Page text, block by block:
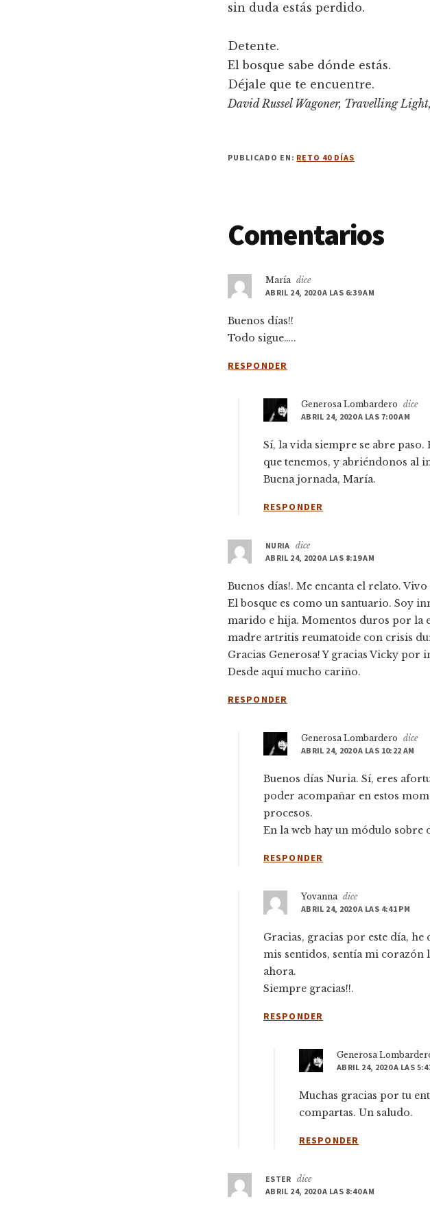
sin duda estás perdido.
Detente.
El bosque sabe dónde estás.
Déjale que te encuentre.
David Russel Wagoner, Travelling
PUBLICADO EN: RETO 40 DÍAS
Interacciones
con
los
lectores
Comentarios
María dice
ABRIL 24, 2020 A LAS 6:39 AM
Buenos días!!
Todo sigue…..
RESPONDER
Generosa Lombardero dice
ABRIL 24, 2020 A LAS 7:00 AM
Sí, la vida siempre se abre
que tenemos, y abriéndonos al
Buena jornada, María.
RESPONDER
NURIA dice
ABRIL 24, 2020 A LAS 8:19 AM
Buenos días!. Me encanta el relato.
El bosque es como un santuario. Soy
marido e hija. Momentos duros por la
madre artritis reumatoide con crisis
Gracias Generosa! Y gracias Vicky por
Desde aquí mucho cariño.
RESPONDER
Generosa Lombardero dice
ABRIL 24, 2020 A LAS 10:22 AM
Buenos días Nuria. Sí, eres
poder acompañar en estos
procesos.
En la web hay un módulo sobre
RESPONDER
Yovanna dice
ABRIL 24, 2020 A LAS 4:41 PM
Gracias, gracias por este día,
mis sentidos, sentía mi corazón
ahora.
Siempre gracias!!.
RESPONDER
Generosa
ABRIL 24, 2020 A LAS
Muchas gracias por tu
compartas. Un saludo.
RESPONDER
ESTER dice
ABRIL 24, 2020 A LAS 8:40 AM